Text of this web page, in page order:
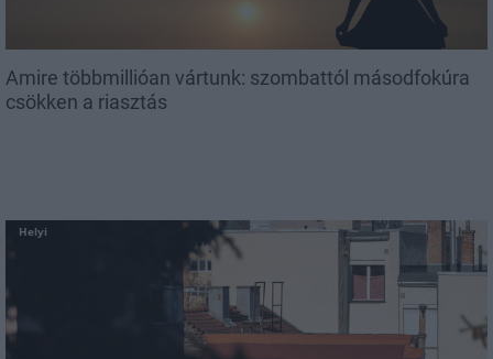
Amire többmillióan vártunk: szombattól másodfokúra
csökken a riasztás
Helyi